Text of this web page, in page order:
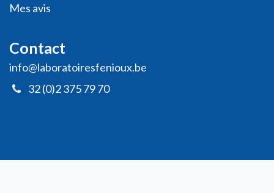
Mes avis
Contact
info@laboratoiresfenioux.be
32 (0)2 375 79 70